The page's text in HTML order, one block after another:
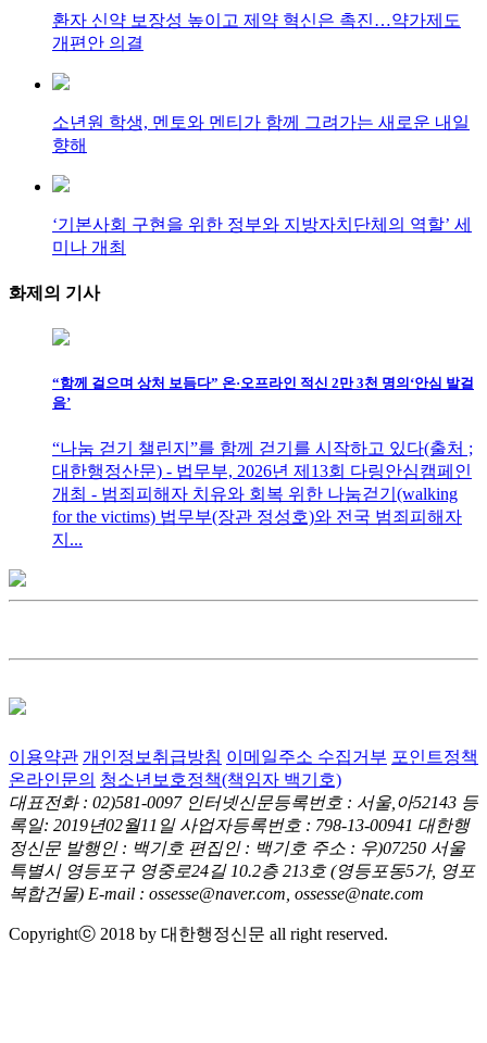
환자 신약 보장성 높이고 제약 혁신은 촉진…약가제도
개편안 의결
소년원 학생, 멘토와 멘티가 함께 그려가는 새로운 내일
향해
‘기본사회 구현을 위한 정부와 지방자치단체의 역할’ 세
미나 개최
화제의 기사
“함께 걸으며 상처 보듬다” 온·오프라인 적신 2만 3천 명의‘안심 발걸
음’
“나눔 걷기 챌린지”를 함께 걷기를 시작하고 있다(출처 ;
대한행정산문) - 법무부, 2026년 제13회 다링안심캠페인
개최 - 범죄피해자 치유와 회복 위한 나눔걷기(walking
for the victims) 법무부(장관 정성호)와 전국 범죄피해자
지...
이용약관 개인정보취급방침 이메일주소 수집거부 포인트정책
온라인문의 청소년보호정책(책임자 백기호)
대표전화 : 02)581-0097 인터넷신문등록번호 : 서울,아52143 등
록일: 2019년02월11일 사업자등록번호 : 798-13-00941 대한행
정신문 발행인 : 백기호 편집인 : 백기호 주소 : 우)07250 서울
특별시 영등포구 영중로24길 10.2층 213호 (영등포동5가, 영포
복합건물) E-mail : ossesse@naver.com, ossesse@nate.com
Copyrightⓒ 2018 by 대한행정신문 all right reserved.